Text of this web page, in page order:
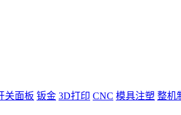
关面板 钣金 3D打印 CNC 模具注塑 整机